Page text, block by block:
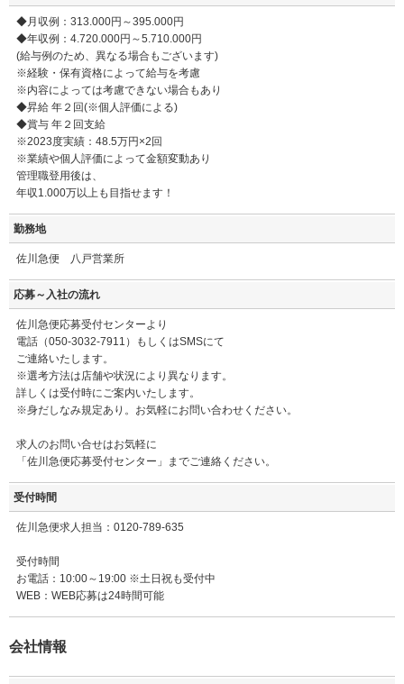
◆月収例：313.000円～395.000円
◆年収例：4.720.000円～5.710.000円
(給与例のため、異なる場合もございます)
※経験・保有資格によって給与を考慮
※内容によっては考慮できない場合もあり
◆昇給 年２回(※個人評価による)
◆賞与 年２回支給
※2023度実績：48.5万円×2回
※業績や個人評価によって金額変動あり
管理職登用後は、
年収1.000万以上も目指せます！
勤務地
佐川急便 八戸営業所
応募～入社の流れ
佐川急便応募受付センターより
電話（050-3032-7911）もしくはSMSにて
ご連絡いたします。
※選考方法は店舗や状況により異なります。
詳しくは受付時にご案内いたします。
※身だしなみ規定あり。お気軽にお問い合わせください。
求人のお問い合せはお気軽に
「佐川急便応募受付センター」までご連絡ください。
受付時間
佐川急便求人担当：0120-789-635
受付時間
お電話：10:00～19:00 ※土日祝も受付中
WEB：WEB応募は24時間可能
会社情報